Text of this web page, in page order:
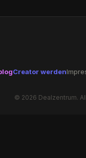
Creator werden
© 2026 Dealzentrum.